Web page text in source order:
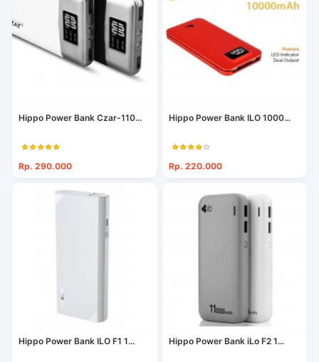
Hippo Power Bank Czar-110...
Rp. 290.000
Hippo Power Bank ILO 1000...
Rp. 220.000
Hippo Power Bank ILO F1 1... Hippo Power Bank iLo F2 1...